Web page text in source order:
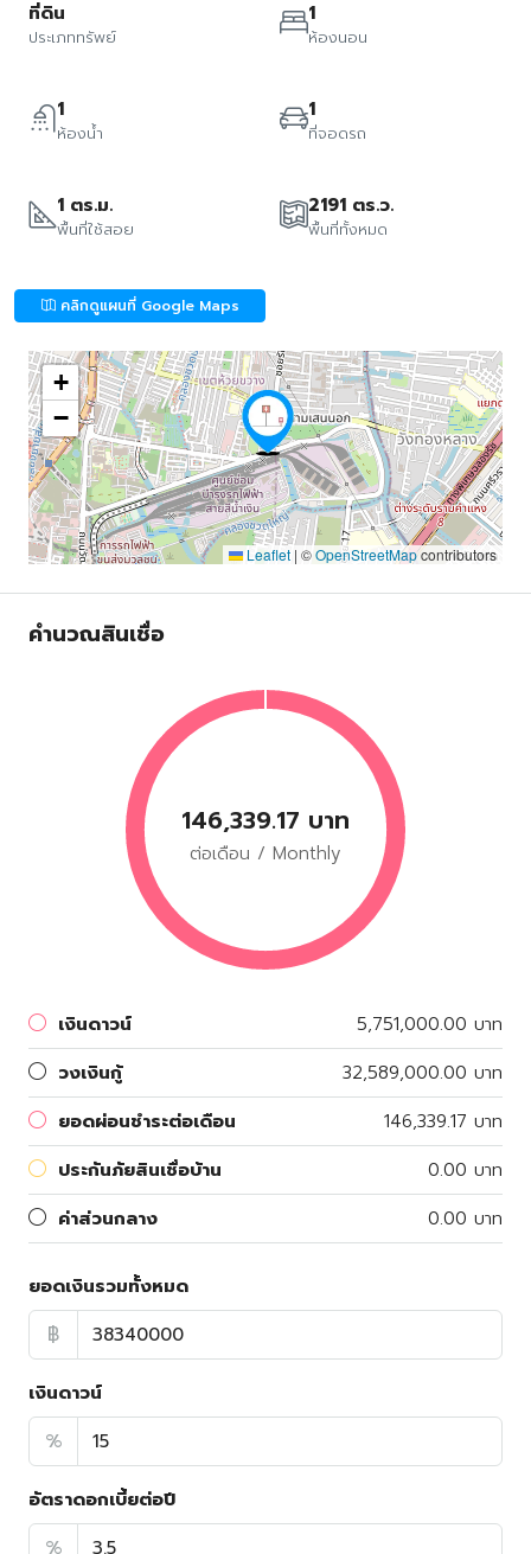
ที่ดิน
ประเภททรัพย์
1
ห้องนอน
1
ห้องน้ำ
1
ที่จอดรถ
1 ตร.ม.
พื้นที่ใช้สอย
2191 ตร.ว.
พื้นที่ทั้งหมด
คลิกดูแผนที่ Google Maps
+
−
Leaflet | ©OpenStreetMapcontributors
คำนวณสินเชื่อ
146,339.17 บาท
ต่อเดือน / Monthly
เงินดาวน์
5,751,000.00 บาท
วงเงินกู้
32,589,000.00 บาท
ยอดผ่อนชำระต่อเดือน
146,339.17 บาท
ประกันภัยสินเชื่อบ้าน
0.00 บาท
ค่าส่วนกลาง
0.00 บาท
ยอดเงินรวมทั้งหมด
฿
เงินดาวน์
%
อัตราดอกเบี้ยต่อปี